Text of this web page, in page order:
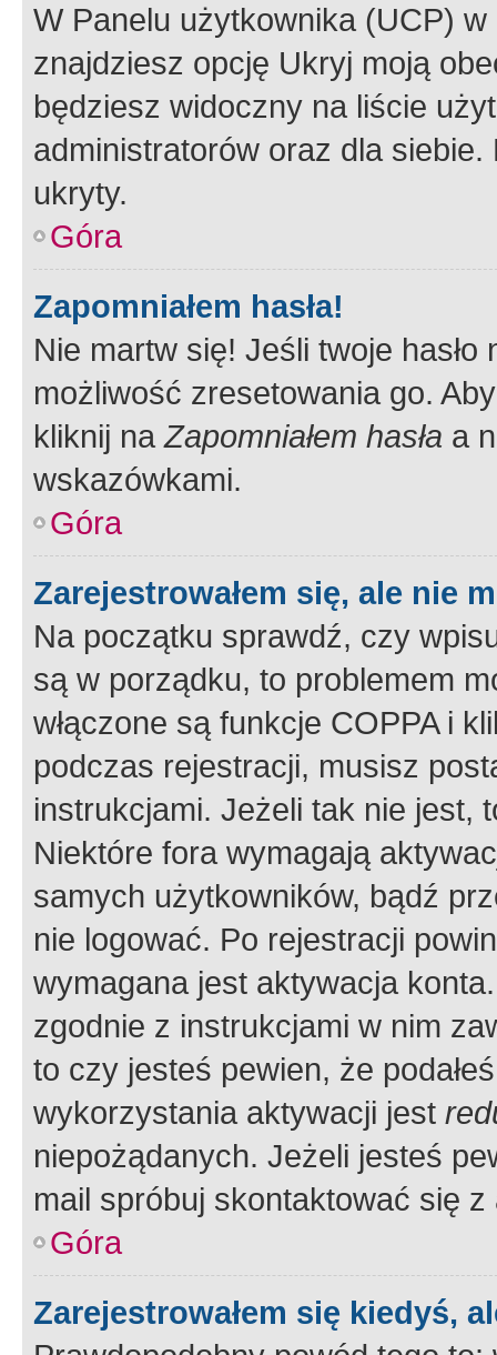
W Panelu użytkownika (UCP) w
znajdziesz opcję Ukryj moją
będziesz widoczny na liście
administratorów oraz dla
ukryty.
Góra
Zapomniałem hasła!
Nie martw się! Jeśli twoje
możliwość zresetowania go.
kliknij naZapomniałem hasła a
wskazówkami.
Góra
Zarejestrowałem się, ale nie
Na początku sprawdź, czy
są w porządku, to problemem
włączone są funkcje COPPA i
podczas rejestracji, musisz
instrukcjami. Jeżeli tak nie jest,
Niektóre fora wymagają
samych użytkowników, bądź
nie logować. Po rejestracji
wymagana jest aktywacja
zgodnie z instrukcjami w nim
to czy jesteś pewien, że
wykorzystania aktywacji jest
niepożądanych. Jeżeli jesteś
mail spróbuj skontaktować się
Góra
Zarejestrowałem się kiedyś,